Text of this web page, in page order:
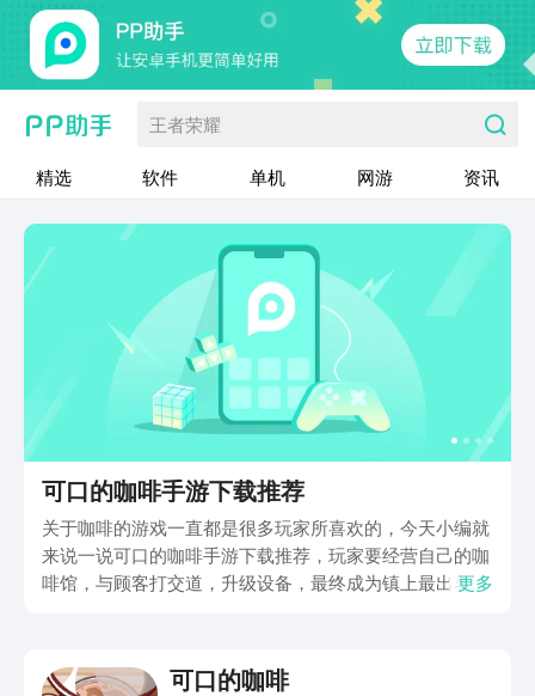
王者荣耀
精选 软件 单机 网游 资讯
可口的咖啡手游下载推荐
关于咖啡的游戏一直都是很多玩家所喜欢的，今天小编就
来说一说可口的咖啡手游下载推荐，玩家要经营自己的咖
啡馆，与顾客打交道，升级设备，最终成为镇上最出名的
是一款必玩的游戏之一。
更多
可口的咖啡